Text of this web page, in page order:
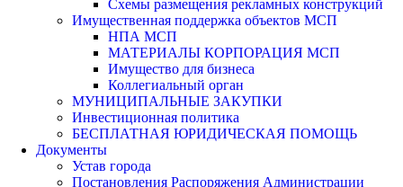
Схемы размещения рекламных конструкций
Имущественная поддержка объектов МСП
НПА МСП
МАТЕРИАЛЫ КОРПОРАЦИЯ МСП
Имущество для бизнеса
Коллегиальный орган
МУНИЦИПАЛЬНЫЕ ЗАКУПКИ
Инвестиционная политика
БЕСПЛАТНАЯ ЮРИДИЧЕСКАЯ ПОМОЩЬ
Документы
Устав города
Постановления Распоряжения Администрации